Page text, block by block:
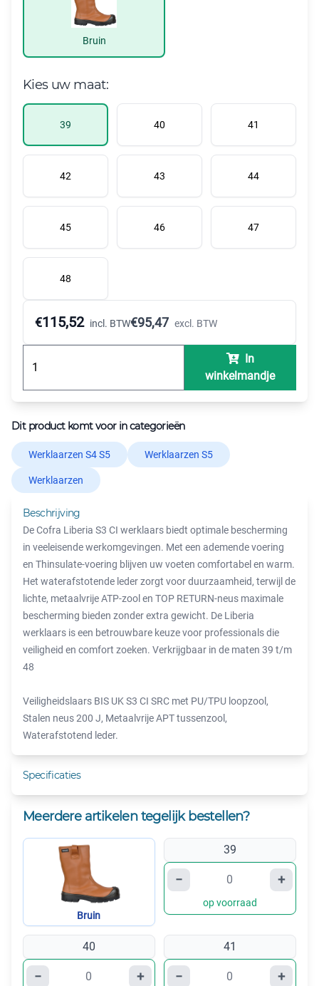
Bruin
Kies uw maat:
39 40 41
42 43 44
45 46 47
48
€115,52 incl. BTW€95,47 excl. BTW
In
winkelmandje
Dit product komt voor in categorieën
Werklaarzen S4 S5 Werklaarzen S5
Werklaarzen
Beschrijving
De Cofra Liberia S3 CI werklaars biedt optimale bescherming
in veeleisende werkomgevingen. Met een ademende voering
en Thinsulate-voering blijven uw voeten comfortabel en warm.
Het waterafstotende leder zorgt voor duurzaamheid, terwijl de
lichte, metaalvrije ATP-zool en TOP RETURN-neus maximale
bescherming bieden zonder extra gewicht. De Liberia
werklaars is een betrouwbare keuze voor professionals die
veiligheid en comfort zoeken. Verkrijgbaar in de maten 39 t/m
48
Veiligheidslaars BIS UK S3 CI SRC met PU/TPU loopzool,
Stalen neus 200 J, Metaalvrije APT tussenzool,
Waterafstotend leder.
Specificaties
Meerdere artikelen tegelijk bestellen?
Bruin
39
− +
op voorraad
40
− +
41
− +